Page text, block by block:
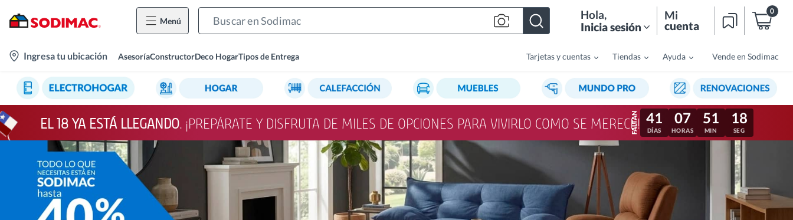
Menú Hola,
Inicia sesión
Mi
cuenta
0
location-
Ingresa tu ubicación AsesoríaConstructorDeco HogarTipos de Entrega Tarjetas y cuentas Tiendas Ayuda Vende en Sodimac
EL 18 YA ESTÁ LLEGANDO. ¡PREPÁRATE Y DISFRUTA DE MILES DE OPCIONES PARA VIVIRLO COMO SE MERECE! 41
DÍAS
07
HORAS
51
MIN
15
SEG